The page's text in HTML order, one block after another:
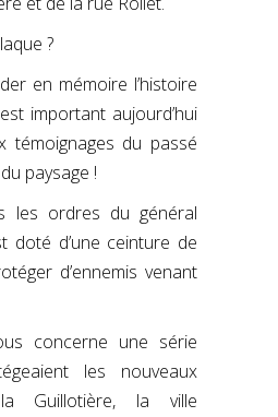
?
en mémoire l’histoire
important aujourd’hui
témoignages du passé
paysage !
les ordres du général
doté d’une ceinture de
d’ennemis venant
concerne une série
les nouveaux
Guillotière, la ville